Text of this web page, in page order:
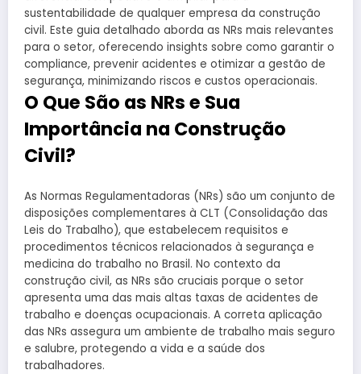
sustentabilidade de qualquer empresa da construção
civil. Este guia detalhado aborda as NRs mais relevantes
para o setor, oferecendo insights sobre como garantir o
compliance, prevenir acidentes e otimizar a gestão de
segurança, minimizando riscos e custos operacionais.
O Que São as NRs e Sua
Importância na Construção
Civil?
As Normas Regulamentadoras (NRs) são um conjunto de
disposições complementares à CLT (Consolidação das
Leis do Trabalho), que estabelecem requisitos e
procedimentos técnicos relacionados à segurança e
medicina do trabalho no Brasil. No contexto da
construção civil, as NRs são cruciais porque o setor
apresenta uma das mais altas taxas de acidentes de
trabalho e doenças ocupacionais. A correta aplicação
das NRs assegura um ambiente de trabalho mais seguro
e salubre, protegendo a vida e a saúde dos
trabalhadores.